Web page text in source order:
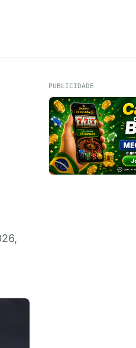
PUBLICIDADE